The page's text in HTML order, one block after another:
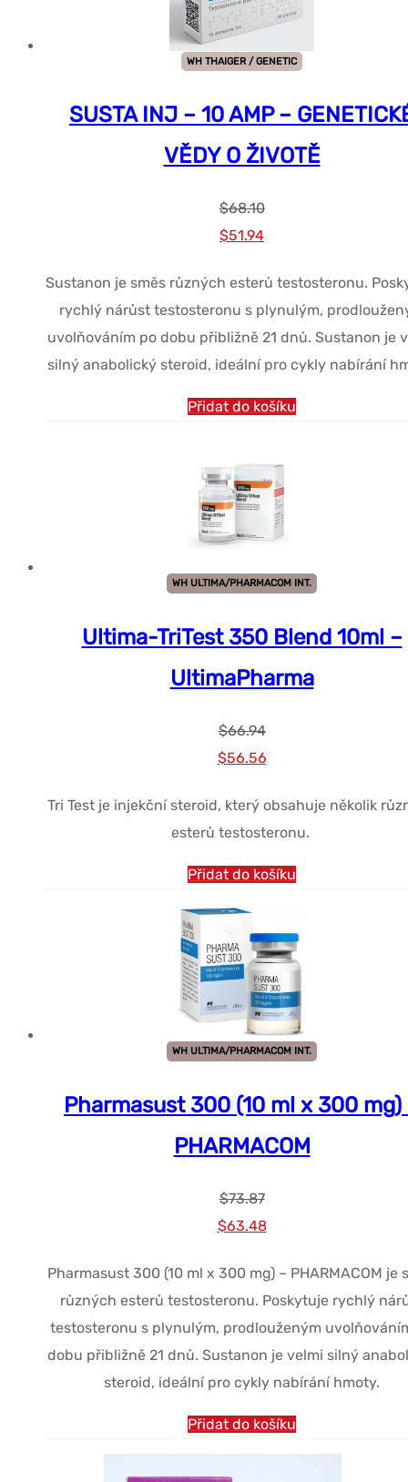
WH THAIGER / GENETIC
SUSTA INJ – 10 AMP –
VĚDY O ŽIVOTĚ
$68.10
Původní
byla:
$68.10.
$51.94Současná
je:
$51.94.
Sustanon je směs různých esterů testosteronu.
rychlý nárůst testosteronu s plynulým,
uvolňováním po dobu přibližně 21 dnů. Sustanon je
silný anabolický steroid, ideální pro cykly nabírání
Přidat do košíku
WH ULTIMA/PHARMACOM INT.
Ultima-TriTest 350 Blend 10ml –
UltimaPharma
$66.94
Původní
byla:
$66.94.
$56.56Současná
je:
$56.56.
Tri Test je injekční steroid, který obsahuje několik
esterů testosteronu.
Přidat do košíku
WH ULTIMA/PHARMACOM INT.
Pharmasust 300 (10 ml x 300 mg)
PHARMACOM
$73.87
Původní
byla:
$73.87.
$63.48Současná
je:
$63.48.
Pharmasust 300 (10 ml x 300 mg) – PHARMACOM je
různých esterů testosteronu. Poskytuje rychlý
testosteronu s plynulým, prodlouženým
dobu přibližně 21 dnů. Sustanon je velmi silný
steroid, ideální pro cykly nabírání hmoty.
Přidat do košíku